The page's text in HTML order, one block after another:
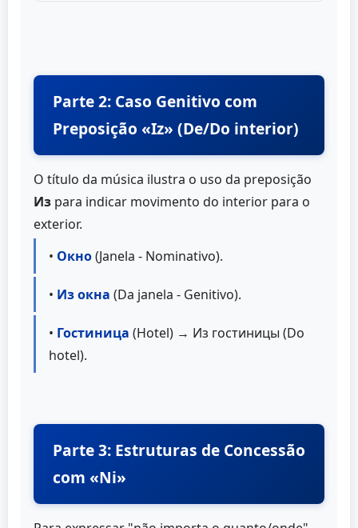
Parte 2: Caso Genitivo com
Preposição «Iz» (De/Do interior)
O título da música ilustra o uso da preposição
Из para indicar movimento do interior para o
exterior.
• Окно(Janela - Nominativo).
• Из окна (Da janela - Genitivo).
• Гостиница (Hotel) → Из гостиницы (Do
hotel).
Parte 3: Estruturas de Concessão
com «Ni»